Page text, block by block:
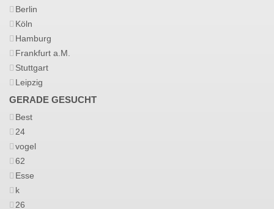
Berlin
Köln
Hamburg
Frankfurt a.M.
Stuttgart
Leipzig
GERADE GESUCHT
Best
24
vogel
62
Esse
k
26